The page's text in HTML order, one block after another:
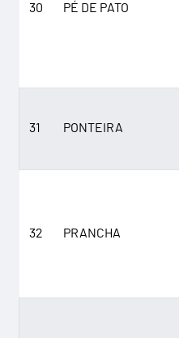
30 PÉ DE PATO
31 PONTEIRA
32 PRANCHA